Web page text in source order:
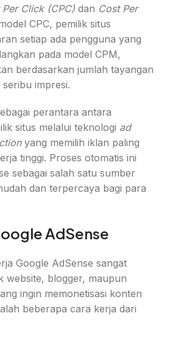
Per Click (CPC) dan Cost Per
CPC, pemilik situs
setiap ada pengguna yang
pada model CPM,
berdasarkan jumlah tayangan
impresi.
perantara antara
situs melalui teknologi ad
yang memilih iklan paling
tinggi. Proses otomatis ini
sebagai salah satu sumber
dan terpercaya bagi para
AdSense
Google AdSense sangat
website, blogger, maupun
ingin memonetisasi konten
beberapa cara kerja dari